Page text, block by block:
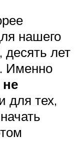
нашего
десять лет
Именно
не
для тех,